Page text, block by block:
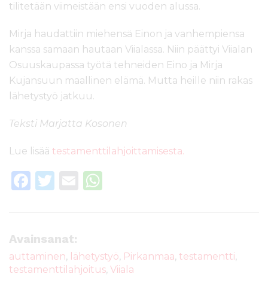
tilitetään viimeistään ensi vuoden alussa.
Mirja haudattiin miehensä Einon ja vanhempiensa
kanssa samaan hautaan Viialassa. Niin päättyi Viialan
Osuuskaupassa työtä tehneiden Eino ja Mirja
Kujansuun maallinen elämä. Mutta heille niin rakas
lähetystyö jatkuu.
Teksti Marjatta Kosonen
Lue lisää testamenttilahjoittamisesta.
F
e
b
o
T
te
r
E
A
p
Avainsanat:
auttaminen, lähetystyö, Pirkanmaa, testamentti,
testamenttilahjoitus, Viiala